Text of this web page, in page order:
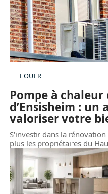
LOUER
Pompe à
d’Ensisheim : un
valoriser votre
S'investir dans la
plus les propriétaires du